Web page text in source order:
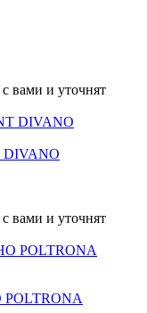
вами и уточнят
DIVANO
вами и уточнят
POLTRONA